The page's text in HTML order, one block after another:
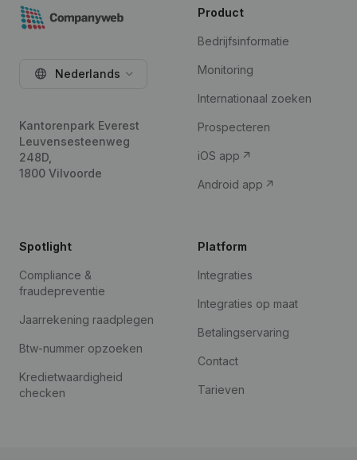
Nederlands
Kantorenpark Everest
Leuvensesteenweg
248D,
1800 Vilvoorde
Product
Bedrijfsinformatie
Monitoring
Internationaal zoeken
Prospecteren
iOS app
Android app
Spotlight
Compliance &
fraudepreventie
Jaarrekening raadplegen
Btw-nummer opzoeken
Kredietwaardigheid
checken
Platform
Integraties
Integraties op maat
Betalingservaring
Contact
Tarieven